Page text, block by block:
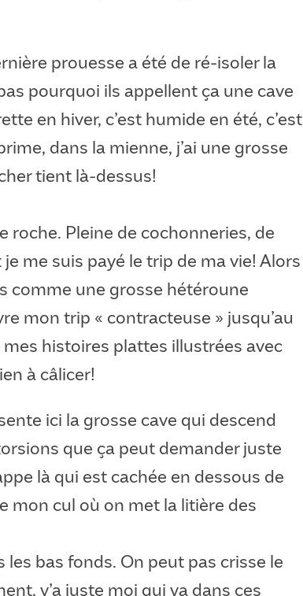
prouesse a été de ré-isoler la
pourquoi ils appellent ça une cave
en hiver, c’est humide en été, c’est
dans la mienne, j’ai une grosse
tient là-dessus!
roche. Pleine de cochonneries, de
me suis payé le trip de ma vie! Alors
comme une grosse hétéroune
mon trip « contracteuse » jusqu’au
histoires plattes illustrées avec
à câlicer!
ici la grosse cave qui descend
que ça peut demander juste
là qui est cachée en dessous de
mon cul où on met la litière des
bas fonds. On peut pas crisse le
y’a juste moi qui va dans ces